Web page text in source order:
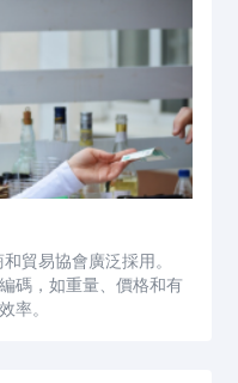
貿易協會廣泛採用。
碼，如重量、價格和有
率。